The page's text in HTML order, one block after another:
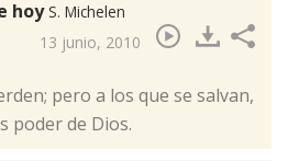
hoyS. Michelen
13 junio, 2010
pero a los que se salvan,
poder de Dios.